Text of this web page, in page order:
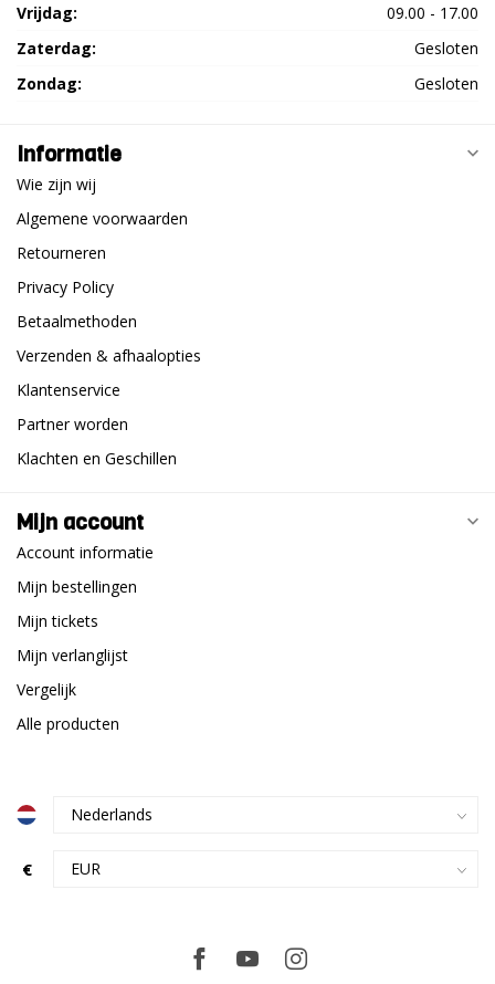
Vrijdag:
09.00 - 17.00
Zaterdag:
Gesloten
Zondag:
Gesloten
Informatie
Wie zijn wij
Algemene voorwaarden
Retourneren
Privacy Policy
Betaalmethoden
Verzenden & afhaalopties
Klantenservice
Partner worden
Klachten en Geschillen
Mijn account
Account informatie
Mijn bestellingen
Mijn tickets
Mijn verlanglijst
Vergelijk
Alle producten
€